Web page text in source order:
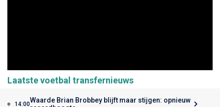
Laatste voetbal transfernieuws
14:00Waarde Brian Brobbey blijft maar stijgen: opnieuw